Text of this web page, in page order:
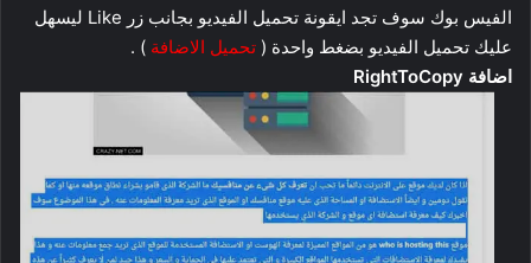
الفيس بوك سوف تجد ايقونة تحميل الفيديو بجانب زر Like ليسهل
عليك تحميل الفيديو بضغط واحدة ( تحميل الاضافة ) .
اضافة RightToCopy